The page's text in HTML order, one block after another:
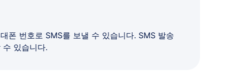
폰 번호로 SMS를 보낼 수 있습니다. SMS 발송
있습니다.